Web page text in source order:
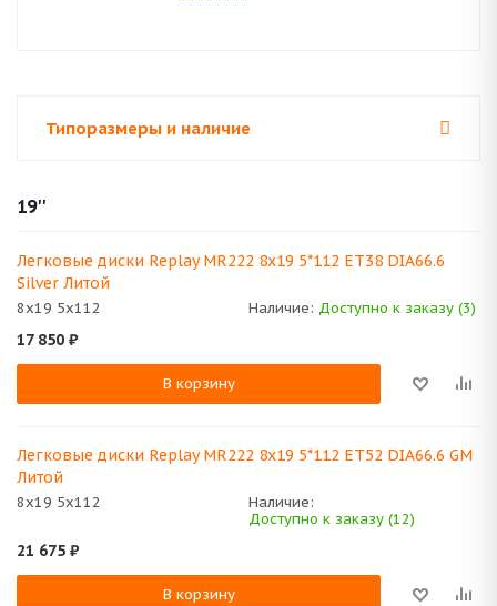
Типоразмеры и наличие
19''
Легковые диски Replay MR222 8x19 5*112 ET38 DIA66.6
Silver Литой
8x19 5x112 Наличие: Доступно к заказу (3)
17 850 ₽
В корзину
Легковые диски Replay MR222 8x19 5*112 ET52 DIA66.6 GM
Литой
8x19 5x112
Наличие:
Доступно к заказу (12)
21 675 ₽
В корзину